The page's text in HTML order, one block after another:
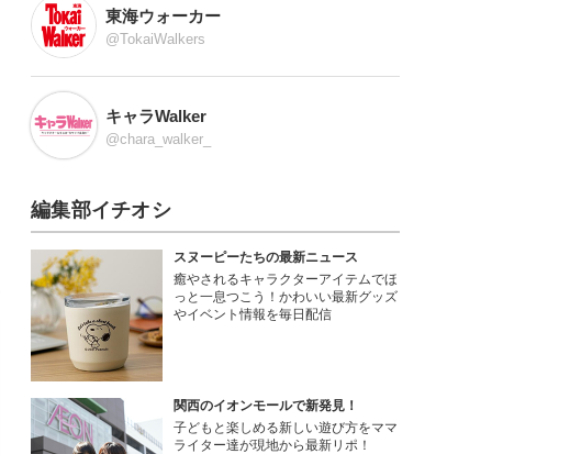
東海ウォーカー
@TokaiWalkers
キャラWalker
@chara_walker_
編集部イチオシ
スヌーピーたちの最新ニュース
癒やされるキャラクターアイテムでほ
っと一息つこう！かわいい最新グッズ
やイベント情報を毎日配信
関西のイオンモールで新発見！
子どもと楽しめる新しい遊び方をママ
ライター達が現地から最新リポ！